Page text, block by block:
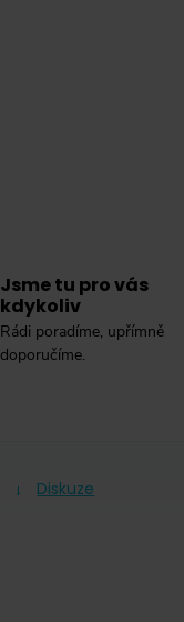
Jsme tu pro vás
kdykoliv
Rádi poradíme, upřímně
doporučíme.
Diskuze